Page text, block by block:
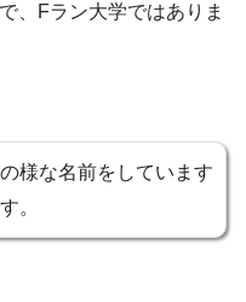
、Fラン大学ではありま
様な名前をしています
。